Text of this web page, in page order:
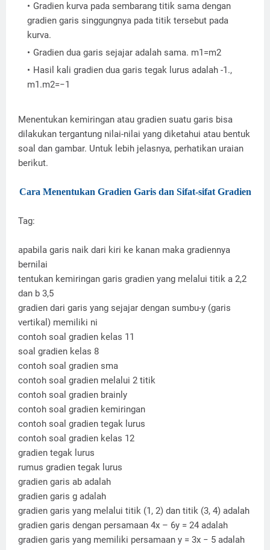
Gradien kurva pada sembarang titik sama dengan
gradien garis singgungnya pada titik tersebut pada
kurva.
Gradien dua garis sejajar adalah sama. m1=m2
Hasil kali gradien dua garis tegak lurus adalah -1.,
m1.m2=−1
Menentukan kemiringan atau gradien suatu garis bisa
dilakukan tergantung nilai-nilai yang diketahui atau bentuk
soal dan gambar. Untuk lebih jelasnya, perhatikan uraian
berikut.
Cara Menentukan Gradien Garis dan Sifat-sifat Gradien
Tag:
apabila garis naik dari kiri ke kanan maka gradiennya
bernilai
tentukan kemiringan garis gradien yang melalui titik a 2,2
dan b 3,5
gradien dari garis yang sejajar dengan sumbu-y (garis
vertikal) memiliki ni
contoh soal gradien kelas 11
soal gradien kelas 8
contoh soal gradien sma
contoh soal gradien melalui 2 titik
contoh soal gradien brainly
contoh soal gradien kemiringan
contoh soal gradien tegak lurus
contoh soal gradien kelas 12
gradien tegak lurus
rumus gradien tegak lurus
gradien garis ab adalah
gradien garis g adalah
gradien garis yang melalui titik (1, 2) dan titik (3, 4) adalah
gradien garis dengan persamaan 4x – 6y = 24 adalah
gradien garis yang memiliki persamaan y = 3x − 5 adalah